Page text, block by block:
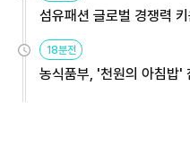
섬유패션 글로벌 경쟁력
원
18분전
농식품부, '천원의 아침밥